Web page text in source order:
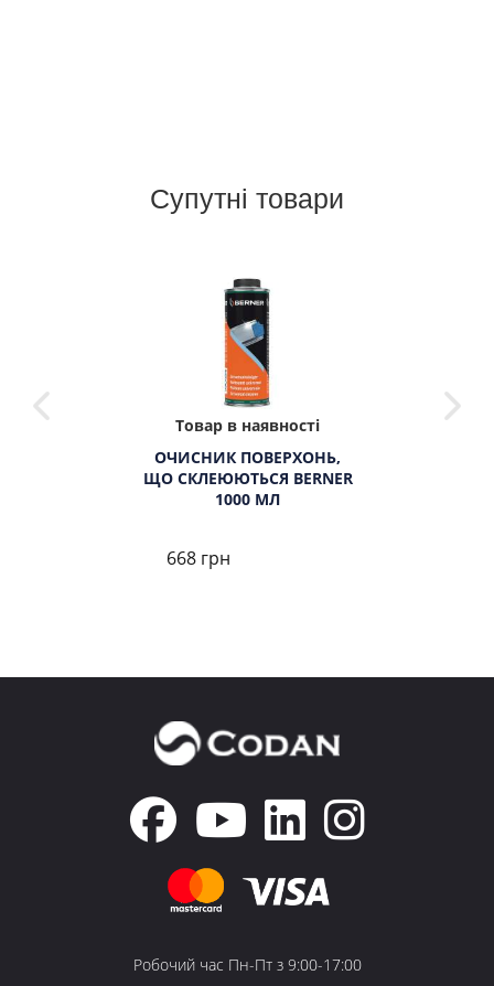
Супутні товари
Товар в наявності
ОЧИСНИК ПОВЕРХОНЬ,
ЩО СКЛЕЮЮТЬСЯ BERNER
1000 МЛ
668 грн
Робочий час Пн-Пт з 9:00-17:00